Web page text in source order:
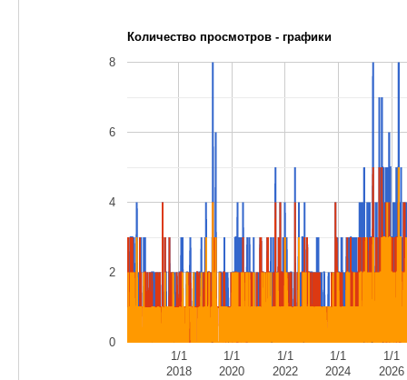
Количество просмотров - графики
1/1
2018
1/1
2020
1/1
2022
1/1
2024
1/1
2026
0
2
4
6
8